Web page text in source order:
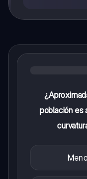
población es